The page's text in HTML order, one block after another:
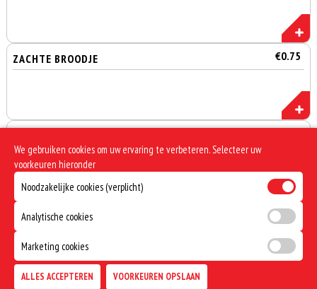
ZACHTE BROODJE €0.75
Incl. Wettelijke Milieu Toeslag €0,05
We gebruiken cookies om uw ervaring te verbeteren. Selecteer uw
voorkeuren hieronder
Noodzakelijke cookies (verplicht)
Analytische cookies
Marketing cookies
ALLES ACCEPTEREN VOORKEUREN OPSLAAN